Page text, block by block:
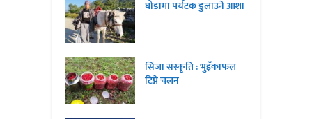
घोडामा पर्यटक डुलाउने आशा
सिंजा संस्कृति : भुइँकाफल
टिप्ने चलन